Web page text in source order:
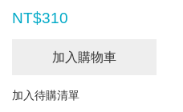
NT$310
加入購物車
加入待購清單